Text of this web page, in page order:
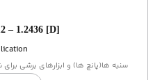
– 1.2436 [D]
سنبه ها(پانچ ها) و ابزارهای برشی